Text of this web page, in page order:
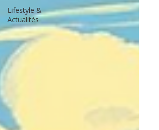
Lifestyle &
Actualités